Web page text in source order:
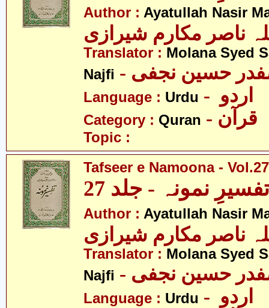
Author : Ayatullah Nasir
ناصر مکارم شیرازی
Translator : Molana Syed
Najfi
صفدر حسین نجفی
Language : Urdu
Category : Quran - قرآن
Topic :
Tafseer e Namoona - Vol.27
تفسیرِ نمونہ - جلد 27
Author : Ayatullah Nasir
ناصر مکارم شیرازی
Translator : Molana Syed
Najfi
صفدر حسین نجفی
Language : Urdu